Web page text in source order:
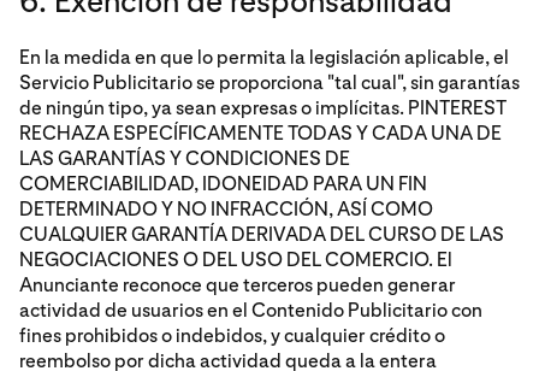
En la medida en que lo permita la legislación aplicable, el
Servicio Publicitario se proporciona "tal cual", sin garantías
de ningún tipo, ya sean expresas o implícitas. PINTEREST
RECHAZA ESPECÍFICAMENTE TODAS Y CADA UNA DE
LAS GARANTÍAS Y CONDICIONES DE
COMERCIABILIDAD, IDONEIDAD PARA UN FIN
DETERMINADO Y NO INFRACCIÓN, ASÍ COMO
CUALQUIER GARANTÍA DERIVADA DEL CURSO DE LAS
NEGOCIACIONES O DEL USO DEL COMERCIO. El
Anunciante reconoce que terceros pueden generar
actividad de usuarios en el Contenido Publicitario con
fines prohibidos o indebidos, y cualquier crédito o
reembolso por dicha actividad queda a la entera